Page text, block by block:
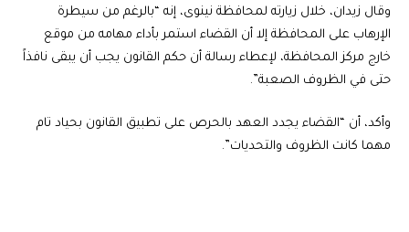
وقال زيدان، خلال زيارته لمحافظة نينوى، إنه “بالرغم من سيطرة
الإرهاب على المحافظة إلا أن القضاء استمر بأداء مهامه من موقع
خارج مركز المحافظة، لإعطاء رسالة أن حكم القانون يجب أن يبقى نافذاً
حتى في الظروف الصعبة”.
وأكد، أن “القضاء يجدد العهد بالحرص على تطبيق القانون بحياد تام
مهما كانت الظروف والتحديات”.